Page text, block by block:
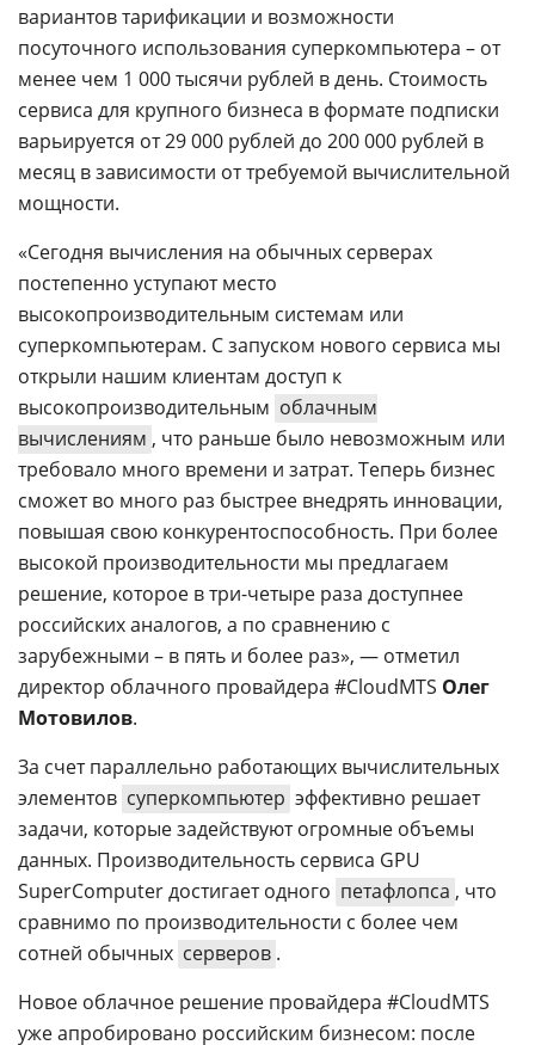
вариантов тарификации и возможности
посуточного использования суперкомпьютера – от
менее чем 1 000 тысячи рублей в день. Стоимость
сервиса для крупного бизнеса в формате подписки
варьируется от 29 000 рублей до 200 000 рублей в
месяц в зависимости от требуемой вычислительной
мощности.
«Сегодня вычисления на обычных серверах
постепенно уступают место
высокопроизводительным системам или
суперкомпьютерам. С запуском нового сервиса мы
открыли нашим клиентам доступ к
высокопроизводительным облачным
вычислениям , что раньше было невозможным или
требовало много времени и затрат. Теперь бизнес
сможет во много раз быстрее внедрять инновации,
повышая свою конкурентоспособность. При более
высокой производительности мы предлагаем
решение, которое в три-четыре раза доступнее
российских аналогов, а по сравнению с
зарубежными – в пять и более раз», — отметил
директор облачного провайдера #СloudMTS Олег
Мотовилов.
За счет параллельно работающих вычислительных
элементов суперкомпьютер эффективно решает
задачи, которые задействуют огромные объемы
данных. Производительность сервиса GPU
SuperComputer достигает одного петафлопса , что
сравнимо по производительности с более чем
сотней обычных серверов .
Новое облачное решение провайдера #CloudMTS
уже апробировано российским бизнесом: после